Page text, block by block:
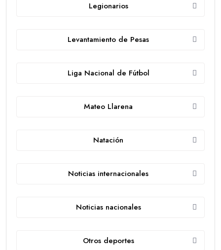
Legionarios
Levantamiento de Pesas
Liga Nacional de Fútbol
Mateo Llarena
Natación
Noticias internacionales
Noticias nacionales
Otros deportes